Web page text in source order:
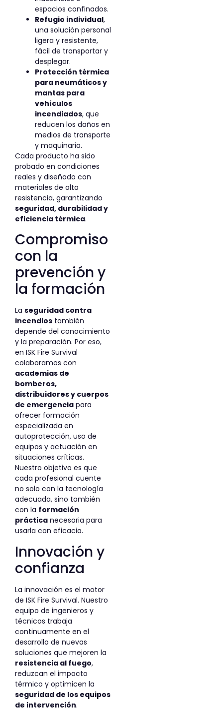
espacios confinados.
Refugio individual,
una solución personal
ligera y resistente,
fácil de transportar y
desplegar.
Protección térmica
para neumáticos y
mantas para
vehículos
incendiados, que
reducen los daños en
medios de transporte
y maquinaria.
Cada producto ha sido
probado en condiciones
reales y diseñado con
materiales de alta
resistencia, garantizando
seguridad, durabilidad y
eficiencia térmica.
Compromiso
con la
prevención y
la formación
La seguridad contra
incendios también
depende del conocimiento
y la preparación. Por eso,
en ISK Fire Survival
colaboramos con
academias de
bomberos,
distribuidores y cuerpos
de emergencia para
ofrecer formación
especializada en
autoprotección, uso de
equipos y actuación en
situaciones críticas.
Nuestro objetivo es que
cada profesional cuente
no solo con la tecnología
adecuada, sino también
con la formación
práctica necesaria para
usarla con eficacia.
Innovación y
confianza
La innovación es el motor
de ISK Fire Survival. Nuestro
equipo de ingenieros y
técnicos trabaja
continuamente en el
desarrollo de nuevas
soluciones que mejoren la
resistencia al fuego,
reduzcan el impacto
térmico y optimicen la
seguridad de los equipos
de intervención.